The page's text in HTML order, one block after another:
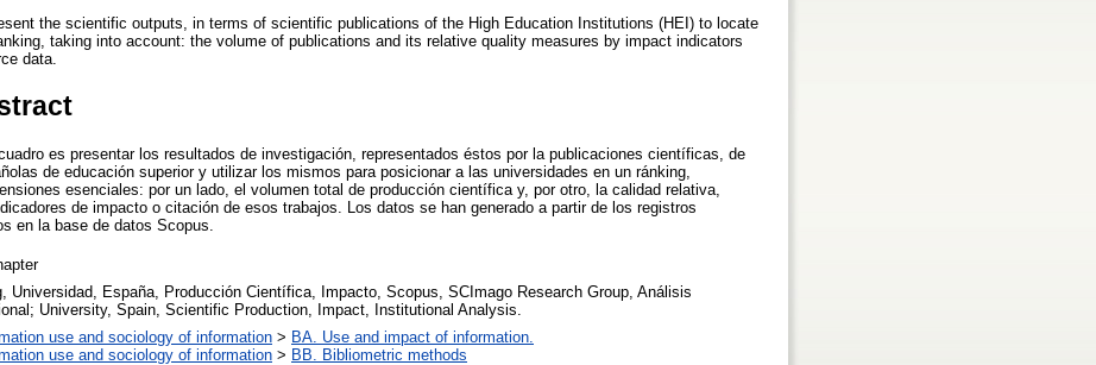
the scientific outputs, in terms of scientific publications of the High Education Institutions (HEI) to locate
taking into account: the volume of publications and its relative quality measures by impact indicators
data.
es presentar los resultados de investigación, representados éstos por la publicaciones científicas, de
de educación superior y utilizar los mismos para posicionar a las universidades en un ránking,
esenciales: por un lado, el volumen total de producción científica y, por otro, la calidad relativa,
de impacto o citación de esos trabajos. Los datos se han generado a partir de los registros
en la base de datos Scopus.
Universidad, España, Producción Científica, Impacto, Scopus, SCImago Research Group, Análisis
University, Spain, Scientific Production, Impact, Institutional Analysis.
use and sociology of information > BA. Use and impact of information.
use and sociology of information > BB. Bibliometric methods